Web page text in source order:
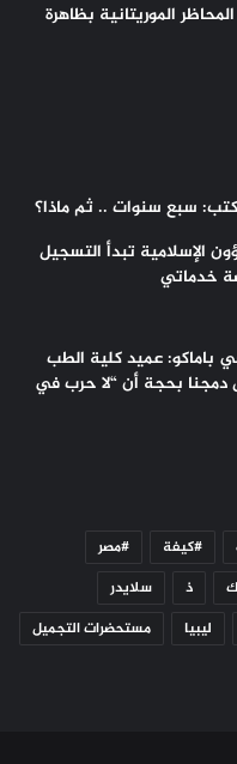
الموريتانية بظاهرة
سبع سنوات .. ثم ماذا؟
الإسلامية تبدأ التسجيل
خدماتي
باماكو: عميد كلية الطب
بحجة أن “لا حرب في
#كيفة
#مصر
ذ
سلايدر
ليبيا
مستحضرات التجميل